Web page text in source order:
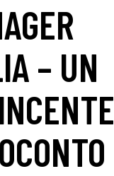
– UN